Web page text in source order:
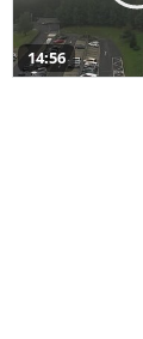
14:56